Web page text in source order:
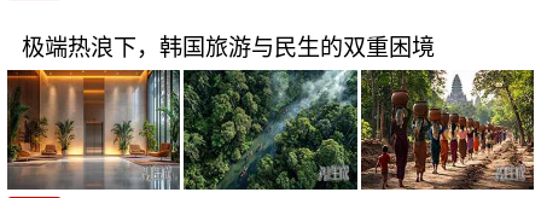
极端热浪下，韩国旅游与民生的双重困境